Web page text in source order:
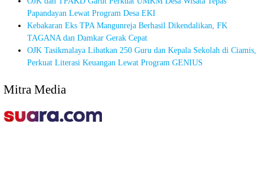
Papandayan Lewat Program Desa EKI
Kebakaran Eks TPA Mangunreja Berhasil Dikendalikan, FK
TAGANA dan Damkar Gerak Cepat
OJK Tasikmalaya Libatkan 250 Guru dan Kepala Sekolah di Ciamis,
Perkuat Literasi Keuangan Lewat Program GENIUS
Mitra Media